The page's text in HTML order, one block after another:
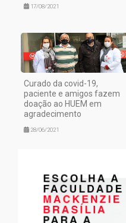
17/08/2021
Curado da covid-19,
paciente e amigos fazem
doação ao HUEM em
agradecimento
28/06/2021